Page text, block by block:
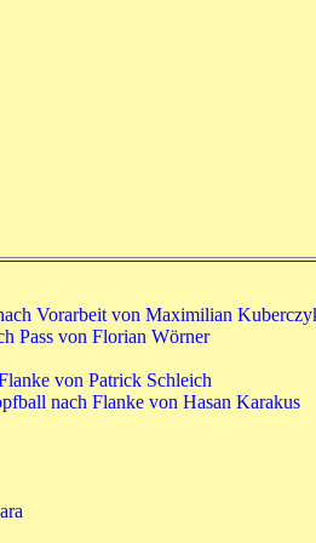
Vorarbeit von Maximilian
Pass von Florian Wörner
von Patrick Schleich
nach Flanke von Hasan Karakus